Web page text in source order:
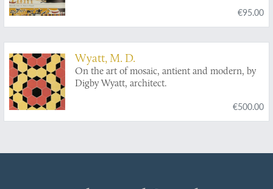
Zierkunst und Kulturvergleich. Abteilung X:
Baiverzeichnis.
€95.00
Wyatt, M. D.
On the art of mosaic, antient and modern, by
Digby Wyatt, architect.
€500.00